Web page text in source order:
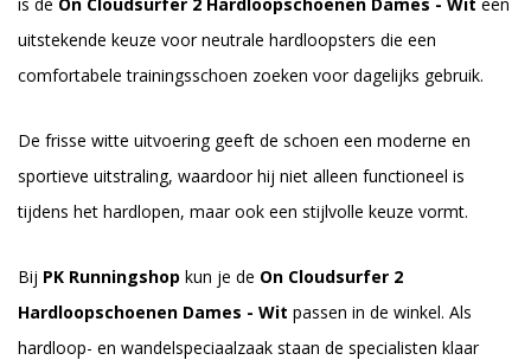
uitstekende keuze voor neutrale hardloopsters die een
comfortabele trainingsschoen zoeken voor dagelijks gebruik.
De frisse witte uitvoering geeft de schoen een moderne en
sportieve uitstraling, waardoor hij niet alleen functioneel is
tijdens het hardlopen, maar ook een stijlvolle keuze vormt.
Bij PK Runningshop kun je de On Cloudsurfer 2
Hardloopschoenen Dames - Wit passen in de winkel. Als
hardloop- en wandelspeciaalzaak staan de specialisten klaar